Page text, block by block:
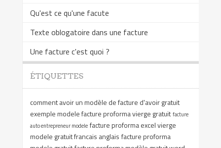
Qu'est ce qu'une facute
Texte oblogatoire dans une facture
Une facture c'est quoi ?
ÉTIQUETTES
comment avoir un modèle de facture d'avoir gratuit
exemple modele facture proforma vierge gratuit facture
auto entrepreneur modele facture proforma excel vierge
modele gratuit francais anglais facture proforma